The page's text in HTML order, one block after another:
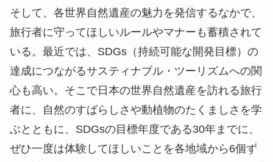
そして、各世界自然遺産の魅力を発信するなかで、
旅行者に守ってほしいルールやマナーも蓄積されて
いる。最近では、SDGs（持続可能な開発目標）の
達成につながるサスティナブル・ツーリズムへの関
心も高い。そこで日本の世界自然遺産を訪れる旅行
者に、自然のすばらしさや動植物のたくましさを学
ぶとともに、SDGsの目標年度である30年までに、
ぜひ一度は体験してほしいことを各地域から6個ず